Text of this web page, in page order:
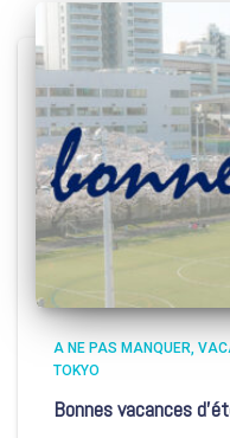
A NE PAS MANQUER
TOKYO
Bonnes vacances